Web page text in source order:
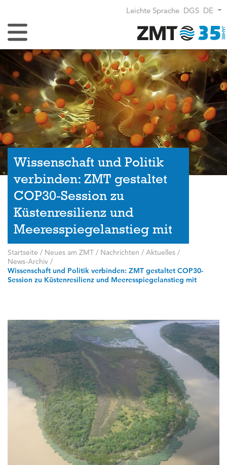
Leichte Sprache DGS DE
Navigation umschalten
Wissenschaft und Politik
verbinden: ZMT gestaltet
COP30-Session zu
Küstenresilienz und
Meeresspiegelanstieg mit
Startseite / Neues am ZMT / Nachrichten / Aktuelles /
News-Archiv /
Wissenschaft und Politik verbinden: ZMT gestaltet COP30-
Session zu Küstenresilienz und Meeresspiegelanstieg mit